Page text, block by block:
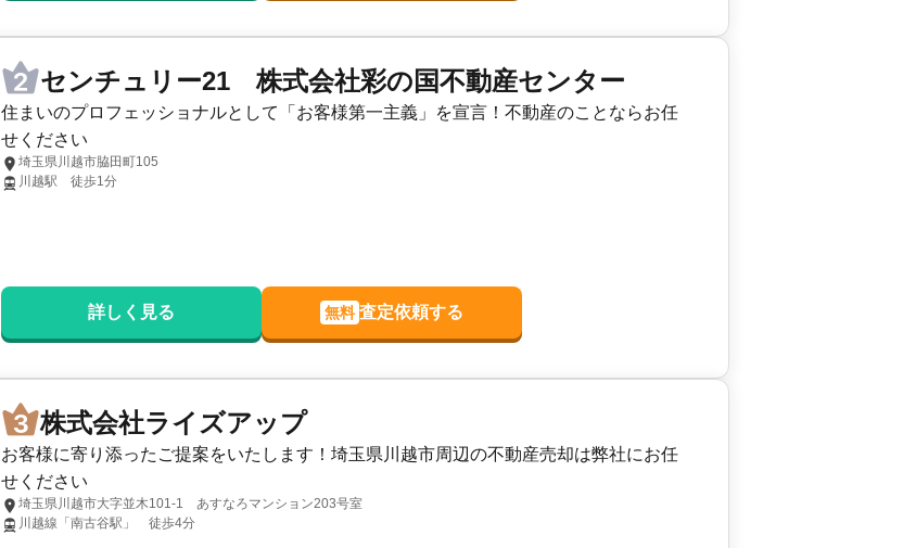
センチュリー21 株式会社彩の国不動産センター
住まいのプロフェッショナルとして「お客様第一主義」を宣言！不動産のことならお任
せください
埼玉県川越市脇田町105
川越駅 徒歩1分
詳しく見る 無料 査定依頼する
株式会社ライズアップ
お客様に寄り添ったご提案をいたします！埼玉県川越市周辺の不動産売却は弊社にお任
せください
埼玉県川越市大字並木101-1 あすなろマンション203号室
川越線「南古谷駅」 徒歩4分